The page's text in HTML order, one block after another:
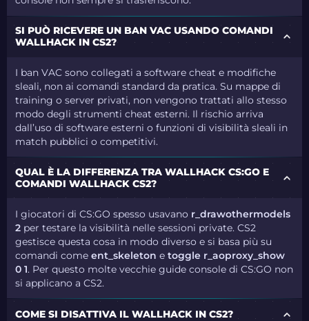
SI PUÒ RICEVERE UN BAN VAC USANDO COMANDI
WALLHACK IN CS2?
I ban VAC sono collegati a software cheat e modifiche
sleali, non ai comandi standard da pratica. Su mappe di
training o server privati, non vengono trattati allo stesso
modo degli strumenti cheat esterni. Il rischio arriva
dall’uso di software esterni o funzioni di visibilità sleali in
match pubblici o competitivi.
QUAL È LA DIFFERENZA TRA WALLHACK CS:GO E
COMANDI WALLHACK CS2?
I giocatori di CS:GO spesso usavano r_drawothermodels
2 per testare la visibilità nelle sessioni private. CS2
gestisce questa cosa in modo diverso e si basa più su
comandi comeent_skeleton etoggle r_aoproxy_show
0 1. Per questo molte vecchie guide console di CS:GO non
si applicano a CS2.
COME SI DISATTIVA IL WALLHACK IN CS2?